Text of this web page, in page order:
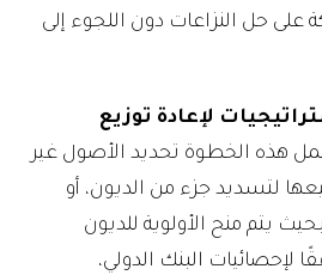
على حل النزاعات دون اللجوء إلى
لإعادة توزيع
هذه الخطوة تحديد الأصول غير
لتسديد جزء من الديون، أو
يتم منح الأولوية للديون
لإحصائيات البنك الدولي،